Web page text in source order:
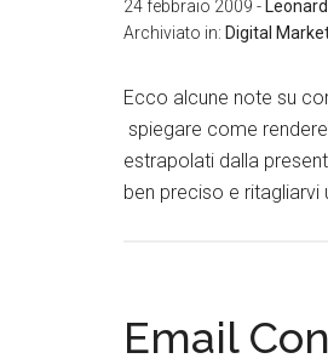
24 febbraio 2009 -
Archiviato in: Digital
Ecco alcune note su
spiegare come
estrapolati dalla
ben preciso e ritagliarvi
Email